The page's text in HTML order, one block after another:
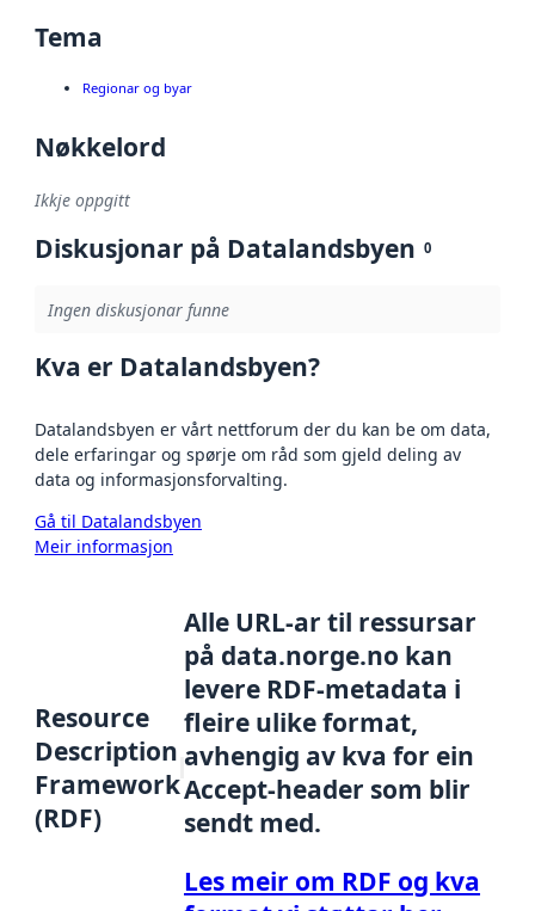
Tema
Regionar og byar
Nøkkelord
Ikkje oppgitt
Diskusjonar på Datalandsbyen 0
Ingen diskusjonar funne
Kva er Datalandsbyen?
Datalandsbyen er vårt nettforum der du kan be om data,
dele erfaringar og spørje om råd som gjeld deling av
data og informasjonsforvalting.
Gå til Datalandsbyen
Meir informasjon
Resource
Description
Framework
(RDF)
Alle URL-ar til ressursar
på data.norge.no kan
levere RDF-metadata i
fleire ulike format,
avhengig av kva for ein
Accept-header som blir
sendt med.
Les meir om RDF og kva